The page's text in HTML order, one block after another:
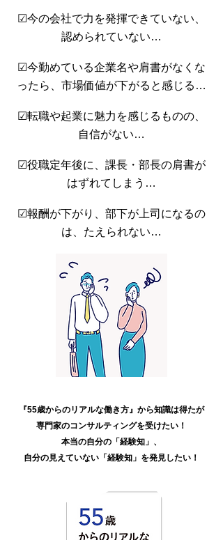
☑今の会社で力を発揮できていない、
認められていない…
☑今勤めている企業名や肩書がなくな
ったら、市場価値が下がると感じる…
☑転職や起業に魅力を感じるものの、
自信がない…
☑役職定年後に、課長・部長の肩書が
はずれてしまう…
☑報酬が下がり、部下が上司になるの
は、たえられない…
『55歳からのリアルな働き方』から知識は得たが
専門家のコンサルティングを受けたい！
本当の自分の「経験知」、
自分の見えていない「経験知」を発見したい！